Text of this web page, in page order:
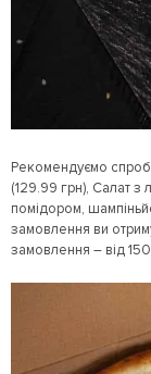
Рекомендуємо
(129.99 грн), Салат з
помідором,
замовлення ви
замовлення – від